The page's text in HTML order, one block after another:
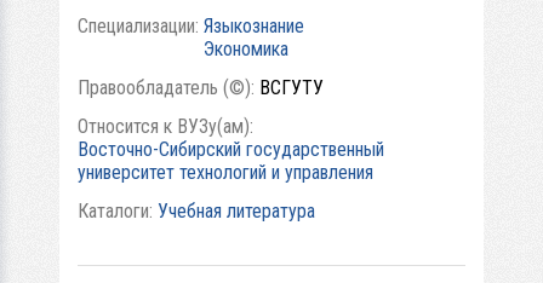
Специализации: Языкознание
Экономика
Правообладатель (©): ВСГУТУ
Относится к ВУЗу(ам):
Восточно-Сибирский государственный
университет технологий и управления
Каталоги: Учебная литература